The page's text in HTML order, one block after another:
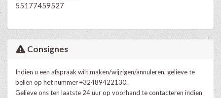
55177459527
Consignes
Indien u een afspraak wilt maken/wijzigen/annuleren, gelieve te
bellen op het nummer +32489422130.
Gelieve ons ten laatste 24 uur op voorhand te contacteren indien